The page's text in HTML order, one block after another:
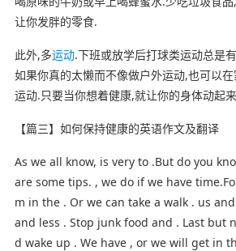
让你发胖的零食.
此外,多运动.下班或放学后打球类运动总是
如果你真的太懒而不像做户外运动,也可以
运动.只要当你想着健康,就让你的身体动起
【篇三】如何保持健康的英语作文及翻译
As we all know, is very to .But do you
are some tips. , we do if we have
m in the . Or we can take a walk . us
and less . Stop junk food and . Last but
d wake up . We have , or we will get in